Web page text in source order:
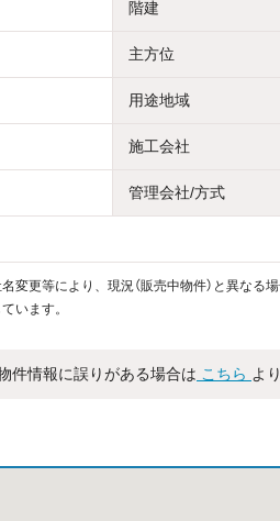
階建
主方位
用途地域
施工会社
管理会社/方式
更等により、現況（販売中物件）と異なる場
います。
件情報に誤りがある場合は こちら よ